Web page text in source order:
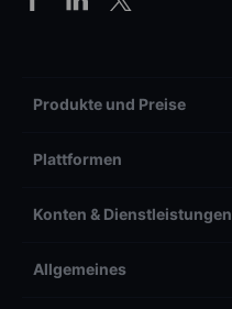
Produkte und Preise
Plattformen
Konten & Dienstleistungen
Allgemeines